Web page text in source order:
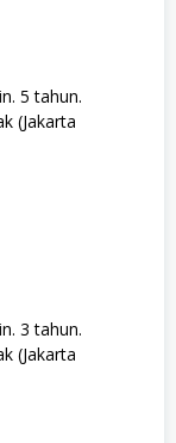
5 tahun.
(Jakarta
3 tahun.
(Jakarta